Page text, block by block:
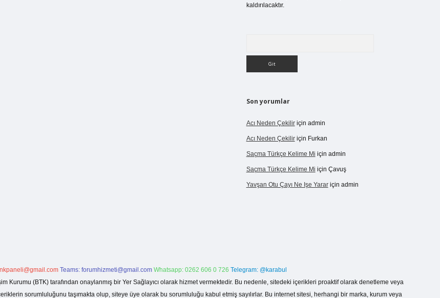
kaldırılacaktır.
Son yorumlar
Acı Neden Çekiliriçin admin
Acı Neden Çekiliriçin Furkan
Saçma Türkçe Kelime Mi için admin
Saçma Türkçe Kelime Mi için Çavuş
Yavşan Otu Çayı Ne Işe Yarariçin admin
Teams: forumhizmeti@gmail.com Whatsapp: 0262 606 0 726 Telegram: @karabul
Kurumu (BTK) tarafından onaylanmış bir Yer Sağlayıcı olarak hizmet vermektedir. Bu nedenle, sitedeki içerikleri proaktif olarak denetleme veya
sorumluluğunu taşımakta olup, siteye üye olarak bu sorumluluğu kabul etmiş sayılırlar. Bu internet sitesi, herhangi bir marka, kurum veya